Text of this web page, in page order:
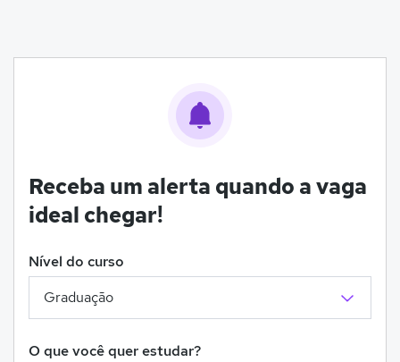
Receba um alerta quando a vaga
ideal chegar!
Nível do curso
O que você quer estudar?